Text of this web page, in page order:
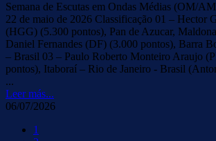
Semana de Escutas em Ondas Médias (OM/
22 de maio de 2026 Classificação 01 – Hector
(HGG) (5.300 pontos), Pan de Azucar,
Daniel Fernandes (DF) (3.000 pontos), Barra
– Brasil 03 – Paulo Roberto Monteiro Araujo
pontos), Itaboraí – Rio de Janeiro - Brasil
...
Leer más...
06/07/2026
1